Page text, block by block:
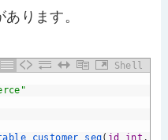
ります。
Shell
customer_seq( id int ,